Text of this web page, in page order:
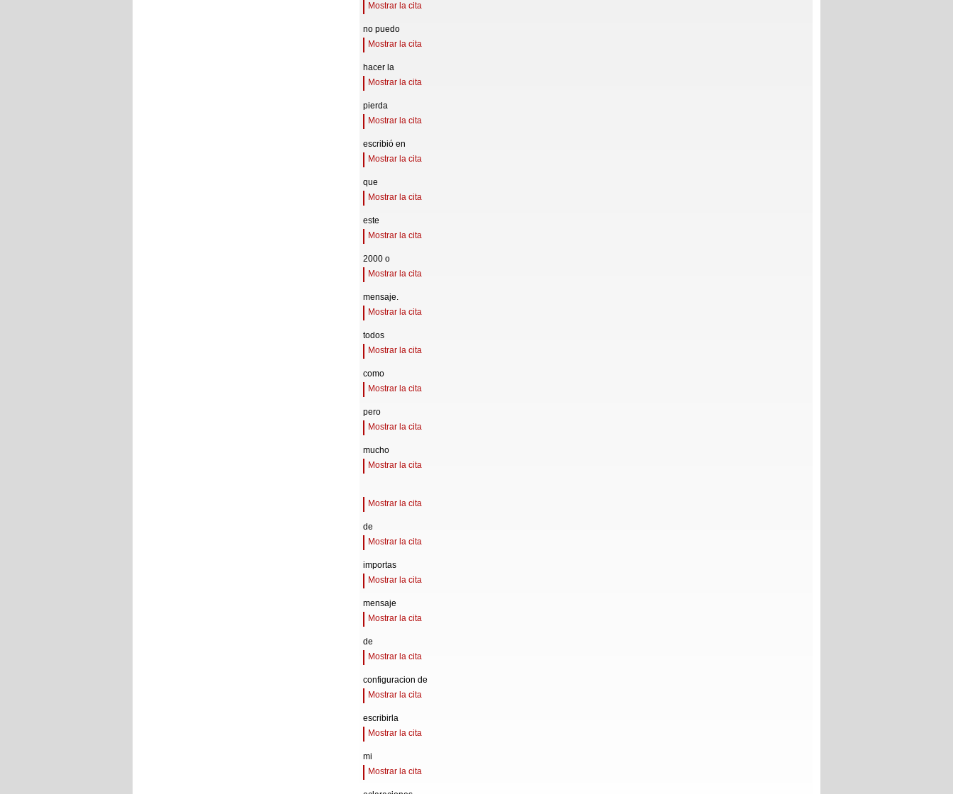
Mostrar la cita
no puedo
Mostrar la cita
hacer la
Mostrar la cita
pierda
Mostrar la cita
escribió en
Mostrar la cita
que
Mostrar la cita
este
Mostrar la cita
2000 o
Mostrar la cita
mensaje.
Mostrar la cita
todos
Mostrar la cita
como
Mostrar la cita
pero
Mostrar la cita
mucho
Mostrar la cita
Mostrar la cita
de
Mostrar la cita
importas
Mostrar la cita
mensaje
Mostrar la cita
de
Mostrar la cita
configuracion de
Mostrar la cita
escribirla
Mostrar la cita
mi
Mostrar la cita